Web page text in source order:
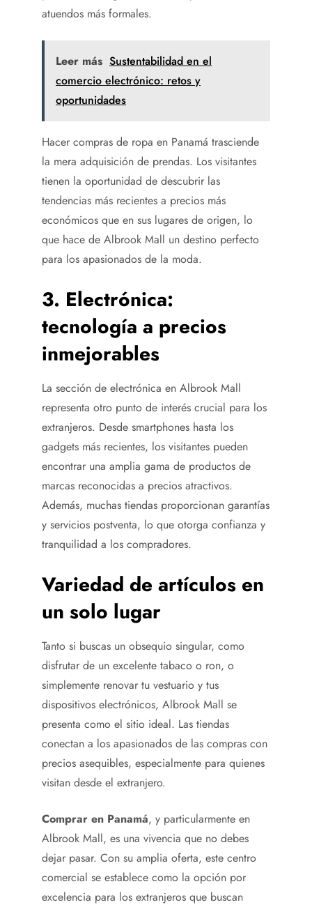
atuendos más formales.
Leer más Sustentabilidad en el
comercio electrónico: retos y
oportunidades
Hacer compras de ropa en Panamá trasciende
la mera adquisición de prendas. Los visitantes
tienen la oportunidad de descubrir las
tendencias más recientes a precios más
económicos que en sus lugares de origen, lo
que hace de Albrook Mall un destino perfecto
para los apasionados de la moda.
3. Electrónica:
tecnología a precios
inmejorables
La sección de electrónica en Albrook Mall
representa otro punto de interés crucial para los
extranjeros. Desde smartphones hasta los
gadgets más recientes, los visitantes pueden
encontrar una amplia gama de productos de
marcas reconocidas a precios atractivos.
Además, muchas tiendas proporcionan garantías
y servicios postventa, lo que otorga confianza y
tranquilidad a los compradores.
Variedad de artículos en
un solo lugar
Tanto si buscas un obsequio singular, como
disfrutar de un excelente tabaco o ron, o
simplemente renovar tu vestuario y tus
dispositivos electrónicos, Albrook Mall se
presenta como el sitio ideal. Las tiendas
conectan a los apasionados de las compras con
precios asequibles, especialmente para quienes
visitan desde el extranjero.
Comprar en Panamá, y particularmente en
Albrook Mall, es una vivencia que no debes
dejar pasar. Con su amplia oferta, este centro
comercial se establece como la opción por
excelencia para los extranjeros que buscan